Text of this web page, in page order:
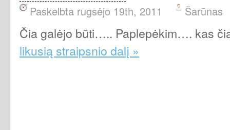
Paskelbta rugsėjo 19th, 2011 Šarūnas
Čia galėjo būti….. Paplepėkim…. kas
likusią straipsnio dalį »